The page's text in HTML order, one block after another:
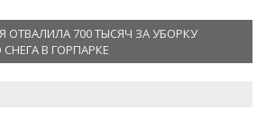
ОТВАЛИЛА 700 ТЫСЯЧ ЗА УБОРКУ
В ГОРПАРКЕ